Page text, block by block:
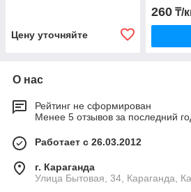
Цену уточняйте
260₸/
О нас
Рейтинг не сформирован
Менее 5 отзывов за последний
Работает с 26.03.2012
г. Караганда
Улица Бытовая, 34, Караганда,